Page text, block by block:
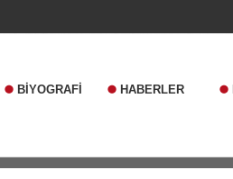
BİYOGRAFİ HABERLER